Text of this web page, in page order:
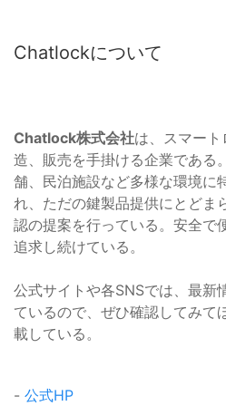
Chatlockについて
Chatlock株式会社は、スマー
造、販売を手掛ける企業である
舗、民泊施設など多様な環境に
れ、ただの鍵製品提供にとどま
認の提案を行っている。安全で
追求し続けている。
公式サイトや各SNSでは、最新
ているので、ぜひ確認してみて
載している。
- 公式HP